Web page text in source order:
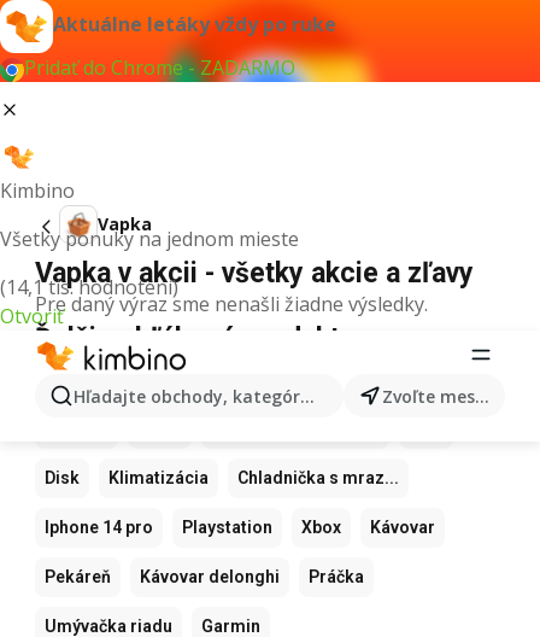
Aktuálne letáky vždy po ruke
Pridať do Chrome - ZADARMO
Kimbino
Všetky ponuky na jednom mieste
(14,1 tis. hodnotení)
Otvoriť
Hľadajte obchody, kategórie, produkty... Zvoľte mesto
Vapka
Vapka v akcii - všetky akcie a zľavy
Pre daný výraz sme nenašli žiadne výsledky.
Ďalšie obľúbené produkty
Disk Klimatizácia Chladnička s mraz...
Iphone 14 pro Playstation Xbox Kávovar
Pekáreň Kávovar delonghi Práčka
Umývačka riadu Garmin